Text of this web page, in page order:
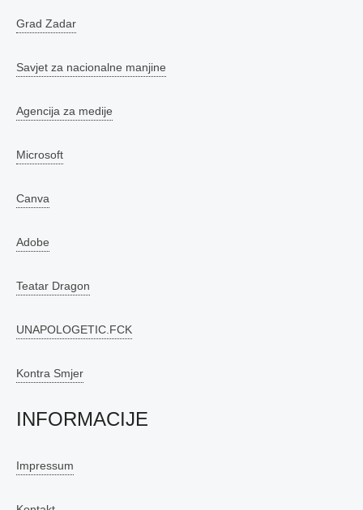
Grad Zadar
Savjet za nacionalne manjine
Agencija za medije
Microsoft
Canva
Adobe
Teatar Dragon
UNAPOLOGETIC.FCK
Kontra Smjer
INFORMACIJE
Impressum